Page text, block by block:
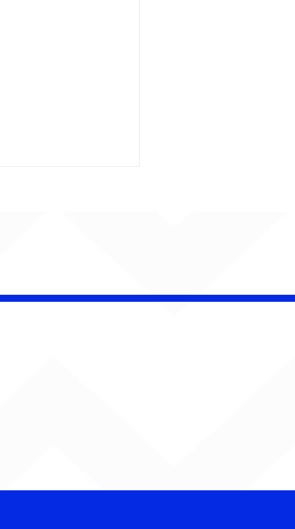
e Ubandu